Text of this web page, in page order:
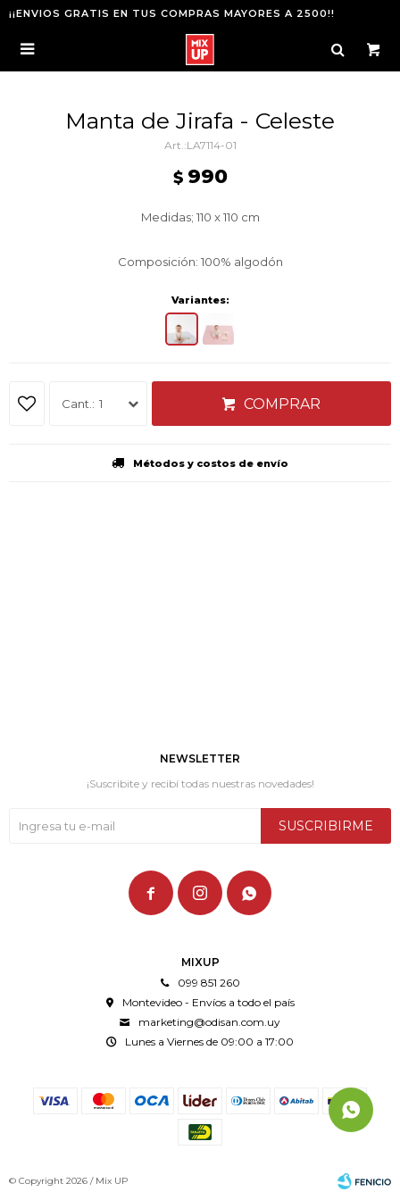
¡¡ENVIOS GRATIS EN TUS COMPRAS MAYORES A 2500!!

Manta de Jirafa - Celeste
LA7114-01
$ 990
Medidas; 110 x 110 cm
Composición: 100% algodón
Variantes:
1 COMPRAR
Métodos y costos de envío
MIXUP
099 851 260
Montevideo - Envíos a todo el país
marketing@odisan.com.uy
Lunes a Viernes de 09:00 a 17:00
NEWSLETTER
¡Suscribite y recibí todas nuestras novedades!
SUSCRIBIRME
  
© Copyright 2026 / Mix UP